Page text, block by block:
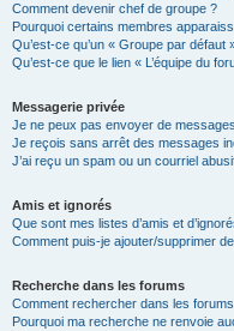
Comment devenir chef de groupe ?
Pourquoi certains membres
Qu’est-ce qu’un « Groupe par défaut
Qu’est-ce que le lien « L’équipe du
Messagerie privée
Je ne peux pas envoyer de
Je reçois sans arrêt des messages
J’ai reçu un spam ou un courriel
Amis et ignorés
Que sont mes listes d’amis et
Comment puis-je ajouter/supprimer
Recherche dans les forums
Comment rechercher dans les
Pourquoi ma recherche ne renvoie